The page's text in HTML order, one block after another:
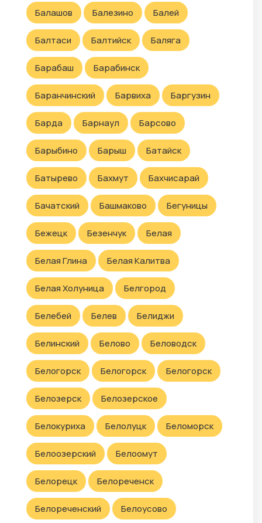
Балашов Балезино Балей
Балтаси Балтийск Баляга
Барабаш Барабинск
Баранчинский Барвиха Баргузин
Барда Барнаул Барсово
Барыбино Барыш Батайск
Батырево Бахмут Бахчисарай
Бачатский Башмаково Бегуницы
Бежецк Безенчук Белая
Белая Глина Белая Калитва
Белая Холуница Белгород
Белебей Белев Белиджи
Белинский Белово Беловодск
Белогорск Белогорск Белогорск
Белозерск Белозерское
Белокуриха Белолуцк Беломорск
Белоозерский Белоомут
Белорецк Белореченск
Белореченский Белоусово